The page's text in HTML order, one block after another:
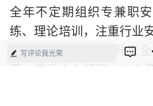
全年不定期组织专兼职
练、理论培训，注重行业
养与储备，着力提升安
养。推动人人知晓、人人
写评论我光荣